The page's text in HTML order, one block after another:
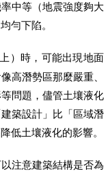
中等（地震強度夠大
勻下陷。
）時，可能出現地面
高潛勢區那麼嚴重、
問題，儘管土壤液化
築設計」比「區域潛
低土壤液化的影響。
注意建築結構是否為